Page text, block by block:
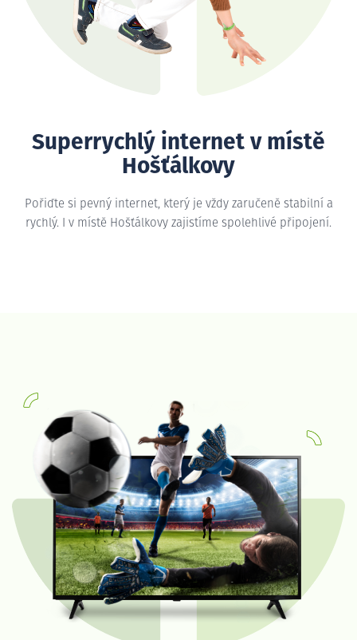
Superrychlý internet v místě
Hošťálkovy
Pořiďte si pevný internet, který je vždy zaručeně stabilní a
rychlý. I v místě Hošťálkovy zajistíme spolehlivé připojení.